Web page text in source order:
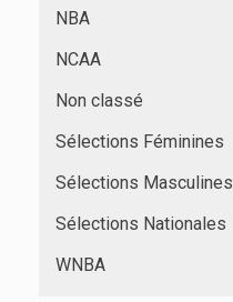
NBA
NCAA
Non classé
Sélections Féminines
Sélections Masculines
Sélections Nationales
WNBA